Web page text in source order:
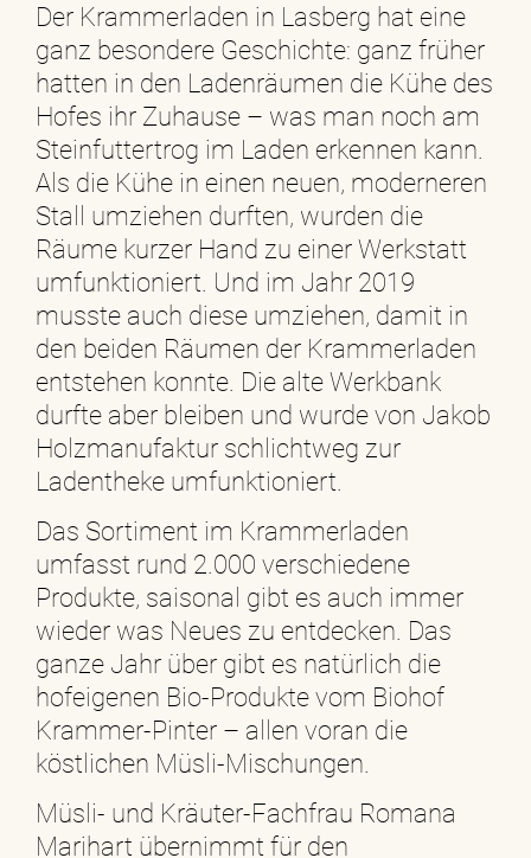
Der Krammerladen in Lasberg hat eine
ganz besondere Geschichte: ganz früher
hatten in den Ladenräumen die Kühe des
Hofes ihr Zuhause – was man noch am
Steinfuttertrog im Laden erkennen kann.
Als die Kühe in einen neuen, moderneren
Stall umziehen durften, wurden die
Räume kurzer Hand zu einer Werkstatt
umfunktioniert. Und im Jahr 2019
musste auch diese umziehen, damit in
den beiden Räumen der Krammerladen
entstehen konnte. Die alte Werkbank
durfte aber bleiben und wurde von Jakob
Holzmanufaktur schlichtweg zur
Ladentheke umfunktioniert.
Das Sortiment im Krammerladen
umfasst rund 2.000 verschiedene
Produkte, saisonal gibt es auch immer
wieder was Neues zu entdecken. Das
ganze Jahr über gibt es natürlich die
hofeigenen Bio-Produkte vom Biohof
Krammer-Pinter – allen voran die
köstlichen Müsli-Mischungen.
Müsli- und Kräuter-Fachfrau Romana
Marihart übernimmt für den